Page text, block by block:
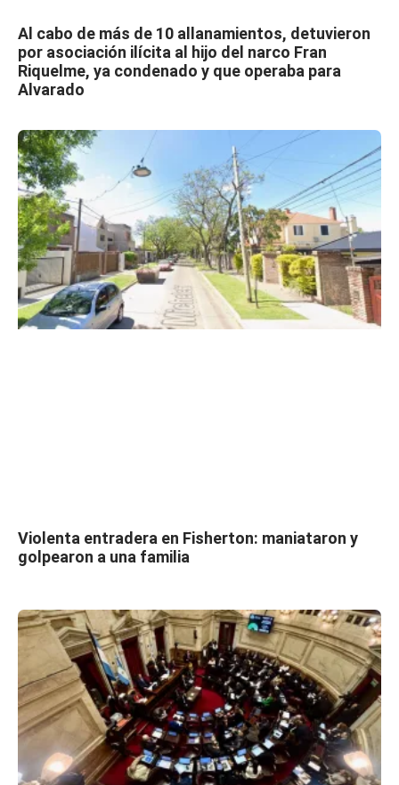
Al cabo de más de 10 allanamientos, detuvieron
por asociación ilícita al hijo del narco Fran
Riquelme, ya condenado y que operaba para
Alvarado
Violenta entradera en Fisherton: maniataron y
golpearon a una familia